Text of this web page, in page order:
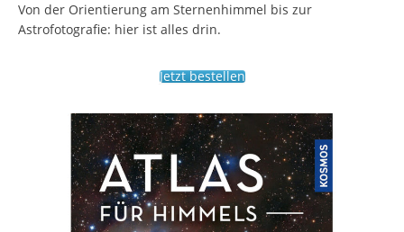
Von der Orientierung am Sternenhimmel bis zur
Astrofotografie: hier ist alles drin.
Jetzt bestellen